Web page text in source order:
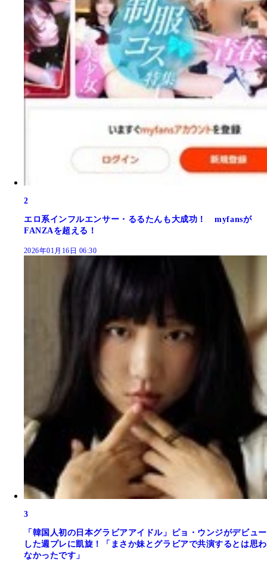
2
エロ系インフルエンサー・るるたんも大成功！ myfansが
FANZAを超える！
2026年01月16日 06:30
3
「韓国人初の日本グラビアアイドル」ピョ・ウンジがデビュー
した週プレに凱旋！「まさか妹とグラビアで共演するとは思わ
なかったです」